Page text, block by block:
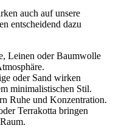
auch auf unsere
entscheidend dazu
Leinen oder Baumwolle
oder Sand wirken
minimalistischen Stil.
Ruhe und Konzentration.
Terrakotta bringen